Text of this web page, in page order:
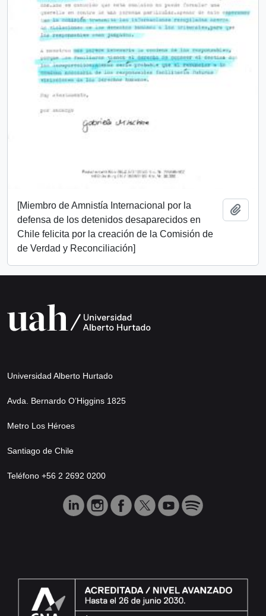
[Miembro de Amnistía Internacional por la
defensa de los detenidos desaparecidos en
Chile felicita por la creación de la Comisión de
de Verdad y Reconciliación]
Universidad Alberto Hurtado
Avda. Bernardo O’Higgins 1825
Metro Los Héroes
Santiago de Chile
Teléfono +56 2 2692 0200